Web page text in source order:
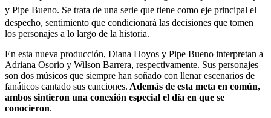
y Pipe Bueno. Se trata de una serie que tiene como eje principal el
despecho, sentimiento que condicionará las decisiones que tomen
los personajes a lo largo de la historia.
En esta nueva producción, Diana Hoyos y Pipe Bueno interpretan a
Adriana Osorio y Wilson Barrera, respectivamente. Sus personajes
son dos músicos que siempre han soñado con llenar escenarios de
fanáticos cantado sus canciones. Además de esta meta en común,
ambos sintieron una conexión especial el día en que se
conocieron.